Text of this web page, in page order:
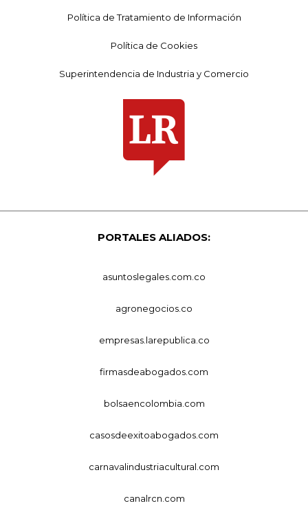
Política de Tratamiento de Información
Política de Cookies
Superintendencia de Industria y Comercio
PORTALES ALIADOS:
asuntoslegales.com.co
agronegocios.co
empresas.larepublica.co
firmasdeabogados.com
bolsaencolombia.com
casosdeexitoabogados.com
carnavalindustriacultural.com
canalrcn.com